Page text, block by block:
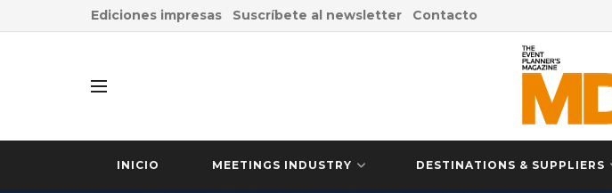
Ediciones impresas Suscríbete al newsletter Contacto
INICIO MEETINGS INDUSTRY DESTINATIONS & SUPPLIERS